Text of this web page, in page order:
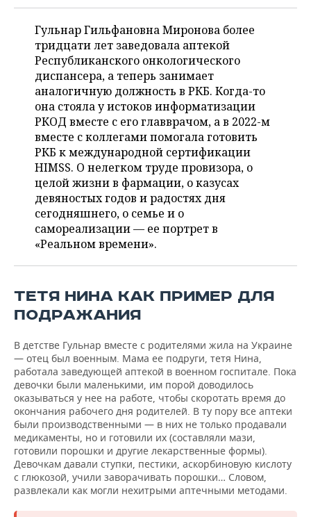
ВОЛЕЙБОЛ
КИБЕРСПОРТ
ФИГУРНОЕ КАТАНИЕ
ВОДНЫЕ ВИДЫ СПОРТА
ХОККЕЙ С МЯЧОМ
ИСТОРИЯ
КУЛЬТУРА
МЕДИЦИНА
ОБРАЗОВАНИЕ
ПРОИСШЕСТВИЯ
СПИСОК ПЕРСОН
СПИСОК КОМПАНИЙ
ПОЛНАЯ ВЕРСИЯ
Гульнар Гильфановна Миронова более
тридцати лет заведовала аптекой
Республиканского онкологического
диспансера, а теперь занимает
аналогичную должность в РКБ. Когда-то
она стояла у истоков информатизации
РКОД вместе с его главврачом, а в 2022-м
вместе с коллегами помогала готовить
РКБ к международной сертификации
HIMSS. О нелегком труде провизора, о
целой жизни в фармации, о казусах
девяностых годов и радостях дня
сегодняшнего, о семье и о
самореализации — ее портрет в
«Реальном времени».
ТЕТЯ НИНА КАК ПРИМЕР ДЛЯ
ПОДРАЖАНИЯ
В детстве Гульнар вместе с родителями жила на Украине
— отец был военным. Мама ее подруги, тетя Нина,
работала заведующей аптекой в военном госпитале. Пока
девочки были маленькими, им порой доводилось
оказываться у нее на работе, чтобы скоротать время до
окончания рабочего дня родителей. В ту пору все аптеки
были производственными — в них не только продавали
медикаменты, но и готовили их (составляли мази,
готовили порошки и другие лекарственные формы).
Девочкам давали ступки, пестики, аскорбиновую кислоту
с глюкозой, учили заворачивать порошки… Словом,
развлекали как могли нехитрыми аптечными методами.